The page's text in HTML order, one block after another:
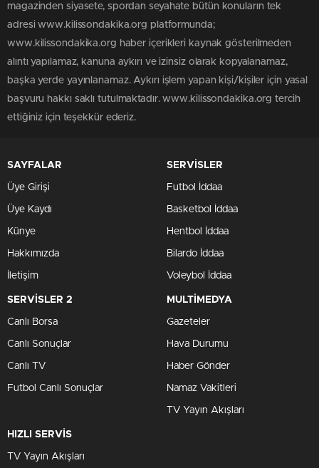
magazinden siyasete, spordan seyahate bütün konuların tek
adresi www.kilissondakika.org platformunda;
www.kilissondakika.org haber içerikleri kaynak gösterilmeden
alıntı yapılamaz, kanuna aykırı ve izinsiz olarak kopyalanamaz,
başka yerde yayınlanamaz. Aykırı işlem yapan kişi/kişiler için yasal
başvuru hakkı saklı tutulmaktadır. www.kilissondakika.org tercih
ettiğiniz için teşekkür ederiz.
SAYFALAR
Üye Girişi
Üye Kaydı
Künye
Hakkımızda
İletişim
SERVİSLER
Futbol İddaa
Basketbol İddaa
Hentbol İddaa
Bilardo İddaa
Voleybol İddaa
SERVİSLER 2
Canlı Borsa
Canlı Sonuçlar
Canlı TV
Futbol Canlı Sonuçlar
MULTİMEDYA
Gazeteler
Hava Durumu
Haber Gönder
Namaz Vakitleri
TV Yayın Akışları
HIZLI SERVİS
TV Yayın Akışları